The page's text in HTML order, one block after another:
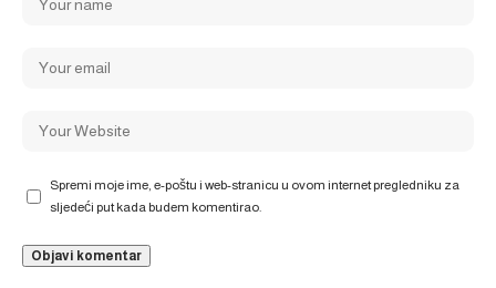
Spremi moje ime, e-poštu i web-stranicu u ovom internet pregledniku za
sljedeći put kada budem komentirao.